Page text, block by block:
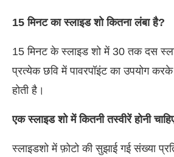
15 मिनट का स्लाइड शो कितना लंबा है?
15 मिनट के स्लाइड शो में 30 तक दस
प्रत्येक छवि में पावरपॉइंट का उपयोग
होती है।
एक स्लाइड शो में कितनी तस्वीरें होनी
स्लाइडशो में फ़ोटो की सुझाई गई संख्या